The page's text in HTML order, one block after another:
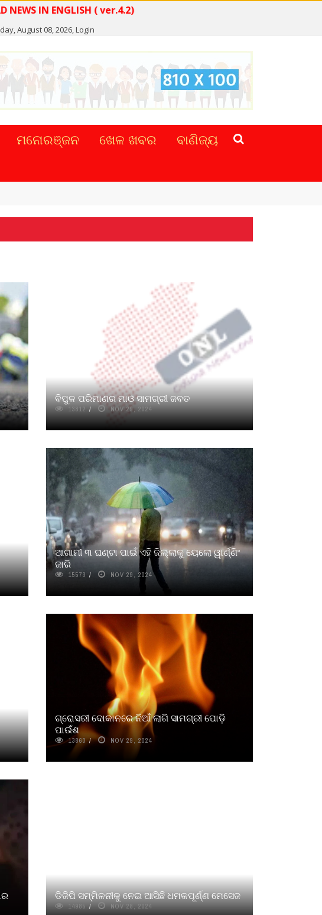
READ NEWS IN ENGLISH ( ver.4.2)
August 08, 2026,Login
ମନୋରଞ୍ଜନ ଖେଳ ଖବର
ବାଣିଜ୍ୟ
ବିପୁଳ ପରିମାଣର ମାଓ ସାମଗ୍ରୀ ଜବତ
13812 NOV 29, 2024
ଆଗାମୀ ୩ ଘଣ୍ଟା ପାଇଁ ଏହି ଜିଲ୍ଲାକୁ ୟେଲୋ ୱାର୍ଣ୍ଣିଂ
ଜାରି
15573 NOV 29, 2024
ଗ୍ରୋସରୀ ଦୋକାନରେ ନିଆଁ ଲାଗି ସାମଗ୍ରୀ ପୋଡ଼ି
ପାଉଁଶ
13860 NOV 29, 2024
ଡିଜିପି ସମ୍ମିଳନୀକୁ ନେଇ ଆସିଛି ଧମକପୂର୍ଣ୍ଣ ମେସେଜ
14985 NOV 28, 2024